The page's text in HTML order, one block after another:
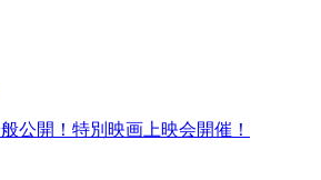
公開！特別映画上映会開催！